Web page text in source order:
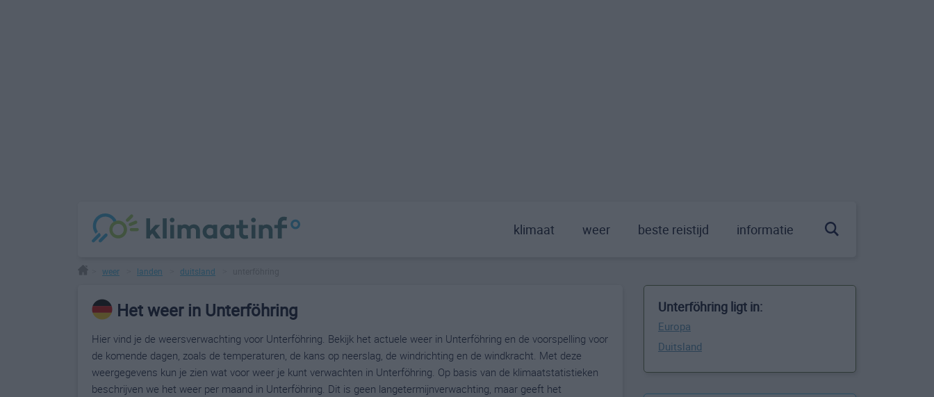
klimaat weer beste reistijd informatie
weer landen duitsland
Het weer in Unterföhring
Hier vind je de weersverwachting voor Unterföhring. Bekijk het actuele weer in Unterföhring en de voorspelling voor
de komende dagen, zoals de temperaturen, de kans op neerslag, de windrichting en de windkracht. Met deze
weergegevens kun je zien wat voor weer je kunt verwachten in Unterföhring. Op basis van de klimaatstatistieken
beschrijven we het weer per maand in Unterföhring. Dit is geen langetermijnverwachting, maar geeft het
Unterföhring ligt in:
Europa
Duitsland